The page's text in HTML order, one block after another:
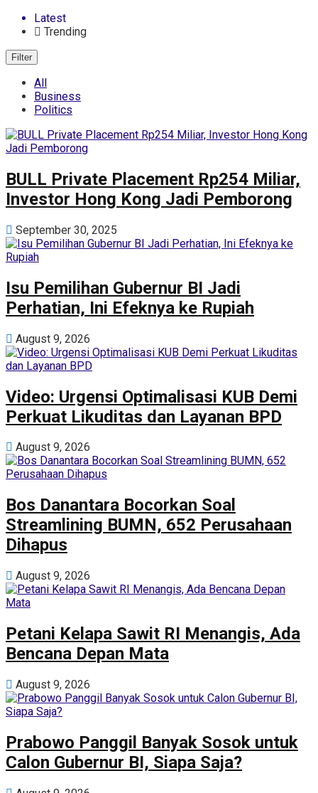
Latest
Trending
Filter
All
Business
Politics
BULL Private Placement Rp254 Miliar,
Investor Hong Kong Jadi Pemborong
September 30, 2025
Isu Pemilihan Gubernur BI Jadi
Perhatian, Ini Efeknya ke Rupiah
August 9, 2026
Video: Urgensi Optimalisasi KUB Demi
Perkuat Likuditas dan Layanan BPD
August 9, 2026
Bos Danantara Bocorkan Soal
Streamlining BUMN, 652 Perusahaan
Dihapus
August 9, 2026
Petani Kelapa Sawit RI Menangis, Ada
Bencana Depan Mata
August 9, 2026
Prabowo Panggil Banyak Sosok untuk
Calon Gubernur BI, Siapa Saja?